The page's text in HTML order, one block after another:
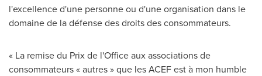
l'excellence d'une personne ou d'une organisation dans le
domaine de la défense des droits des consommateurs.
« La remise du Prix de l'Office aux associations de
consommateurs « autres » que les ACEF est à mon humble